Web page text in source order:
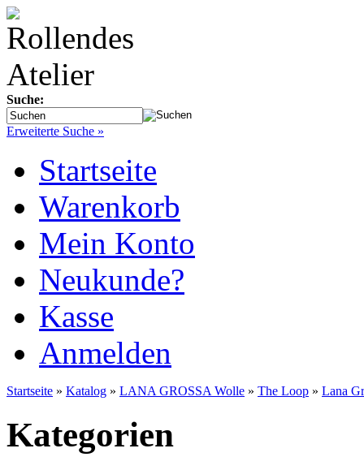
Suche:
Erweiterte Suche »
Startseite
Warenkorb
Mein Konto
Neukunde?
Kasse
Anmelden
Startseite » Katalog » LANA GROSSA Wolle » The Loop » Lana
Kategorien